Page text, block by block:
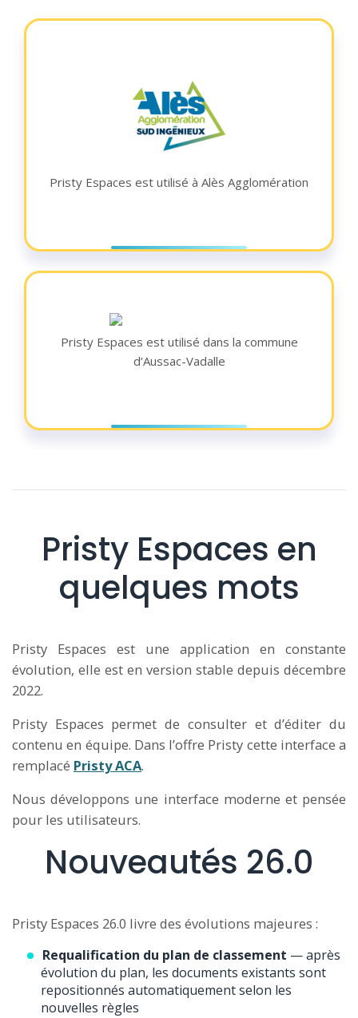
Pristy Espaces est utilisé à Alès Agglomération
Pristy Espaces est utilisé dans la commune
d’Aussac-Vadalle
Pristy Espaces en
quelques mots
Pristy Espaces est une application en constante
évolution, elle est en version stable depuis décembre
2022.
Pristy Espaces permet de consulter et d’éditer du
contenu en équipe. Dans l’offre Pristy cette interface a
remplacé Pristy ACA.
Nous développons une interface moderne et pensée
pour les utilisateurs.
Nouveautés 26.0
Pristy Espaces 26.0 livre des évolutions majeures :
Requalification du plan de classement — après
évolution du plan, les documents existants sont
repositionnés automatiquement selon les
nouvelles règles